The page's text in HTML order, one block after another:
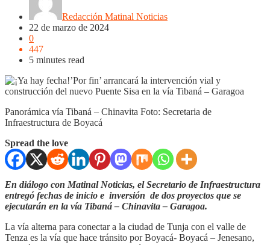
Redacción Matinal Noticias
22 de marzo de 2024
0
447
5 minutes read
Panorámica vía Tibaná – Chinavita Foto: Secretaria de
Infraestructura de Boyacá
Spread the love
En diálogo con Matinal Noticias, el Secretario de Infraestructura
entregó fechas de inicio e inversión de dos proyectos que se
ejecutarán en la vía Tibaná – Chinavita – Garagoa.
La vía alterna para conectar a la ciudad de Tunja con el valle de
Tenza es la vía que hace tránsito por Boyacá- Boyacá – Jenesano,